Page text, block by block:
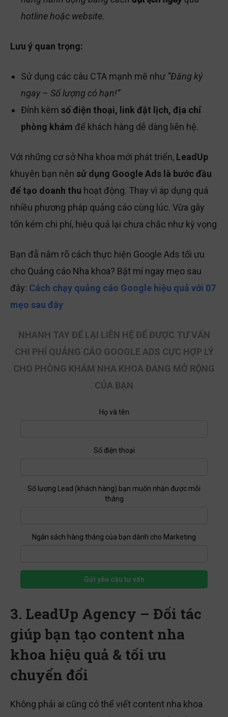
hotline hoặc website.
Lưu ý quan trọng:
Sử dụng các câu CTA mạnh mẽ như “Đăng ký
ngay – Số lượng có hạn!”
Đính kèm số điện thoại, link đặt lịch, địa chỉ
phòng khám để khách hàng dễ dàng liên hệ.
Với những cơ sở Nha khoa mới phát triển, LeadUp
khuyên bạn nên sử dụng Google Ads là bước đầu
để tạo doanh thu hoạt động. Thay vì áp dụng quá
nhiều phương pháp quảng cáo cùng lúc. Vừa gây
tốn kém chi phí, hiệu quả lại chưa chắc như kỳ vọng
Bạn đẵ nắm rõ cách thực hiện Google Ads tối ưu
cho Quảng cáo Nha khoa? Bật mí ngay mẹo sau
đây: Cách chạy quảng cáo Google hiệu quả với 07
mẹo sau đây
NHANH TAY ĐỂ LẠI LIÊN HỆ ĐỂ ĐƯỢC TƯ VẤN
CHI PHÍ QUẢNG CÁO GOOGLE ADS CỰC HỢP LÝ
CHO PHÒNG KHÁM NHA KHOA ĐANG MỞ RỘNG
CỦA BẠN
Họ và tên
Số lượng Lead (khách hàng) bạn muốn nhận được mỗi
tháng
Ngân sách hàng tháng của bạn dành cho Marketing
Số điện thoại
Gửi yêu cầu tư vấn
3. LeadUp Agency – Đối tác
giúp bạn tạo content nha
khoa hiệu quả & tối ưu
chuyển đổi
Không phải ai cũng có thể viết content nha khoa